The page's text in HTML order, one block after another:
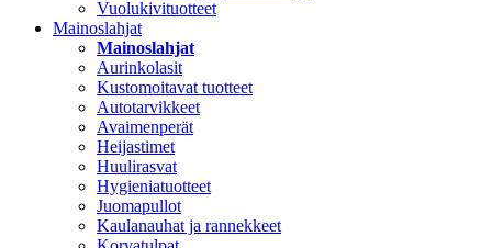
Vuolukivituotteet
Mainoslahjat
Mainoslahjat
Aurinkolasit
Kustomoitavat tuotteet
Autotarvikkeet
Avaimenperät
Heijastimet
Huulirasvat
Hygieniatuotteet
Juomapullot
Kaulanauhat ja rannekkeet